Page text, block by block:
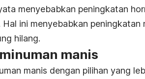
menyebabkan peningkatan
Hal ini menyebabkan peningkatan
hilang.
manis
manis dengan pilihan yang